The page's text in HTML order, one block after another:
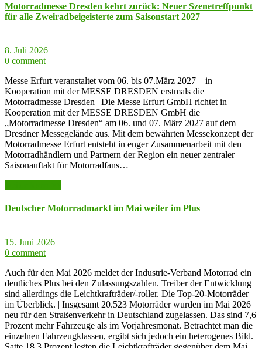
Motorradmesse Dresden kehrt zurück: Neuer Szenetreffpunkt
für alle Zweiradbeigeisterte zum Saisonstart 2027
8. Juli 2026
0 comment
Messe Erfurt veranstaltet vom 06. bis 07.März 2027 – in
Kooperation mit der MESSE DRESDEN erstmals die
Motorradmesse Dresden | Die Messe Erfurt GmbH richtet in
Kooperation mit der MESSE DRESDEN GmbH die
„Motorradmesse Dresden“ am 06. und 07. März 2027 auf dem
Dresdner Messegelände aus. Mit dem bewährten Messekonzept der
Motorradmesse Erfurt entsteht in enger Zusammenarbeit mit den
Motorradhändlern und Partnern der Region ein neuer zentraler
Saisonauftakt für Motorradfans…
Deutscher Motorradmarkt im Mai weiter im Plus
15. Juni 2026
0 comment
Auch für den Mai 2026 meldet der Industrie-Verband Motorrad ein
deutliches Plus bei den Zulassungszahlen. Treiber der Entwicklung
sind allerdings die Leichtkrafträder/-roller. Die Top-20-Motorräder
im Überblick. | Insgesamt 20.523 Motorräder wurden im Mai 2026
neu für den Straßenverkehr in Deutschland zugelassen. Das sind 7,6
Prozent mehr Fahrzeuge als im Vorjahresmonat. Betrachtet man die
einzelnen Fahrzeugklassen, ergibt sich jedoch ein heterogenes Bild.